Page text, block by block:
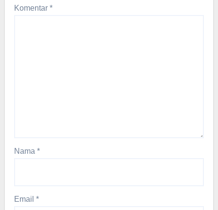
Komentar*
Nama*
Email*